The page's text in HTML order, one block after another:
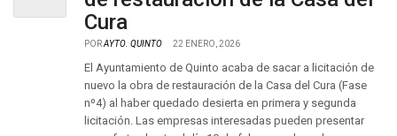
Cura
PORAYTO. QUINTO 22 ENERO, 2026
El Ayuntamiento de Quinto acaba de sacar a licitación de
nuevo la obra de restauración de la Casa del Cura (Fase
nº4) al haber quedado desierta en primera y segunda
licitación. Las empresas interesadas pueden presentar